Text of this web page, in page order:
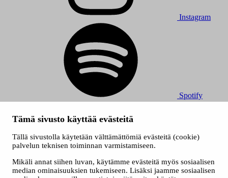
Tämä sivusto käyttää evästeitä
Tällä sivustolla käytetään välttämättömiä evästeitä (cookie)
palvelun teknisen toiminnan varmistamiseen.
Mikäli annat siihen luvan, käytämme evästeitä myös sosiaalisen
median ominaisuuksien tukemiseen. Lisäksi jaamme sosiaalisen
Instagram
Spotify
Kaikki oikeudet muutoksiin pidätetään.
Saavutettavuusseloste
Tietosuojaselosteet